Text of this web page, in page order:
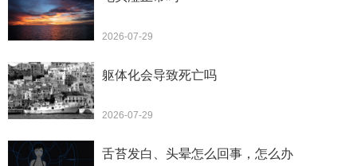
2026-07-29
躯体化会导致死亡吗
2026-07-29
舌苔发白、头晕怎么回事，怎么办